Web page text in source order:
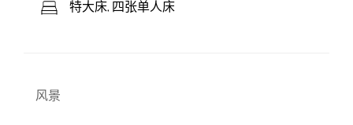
特大床, 四张单人床
风景